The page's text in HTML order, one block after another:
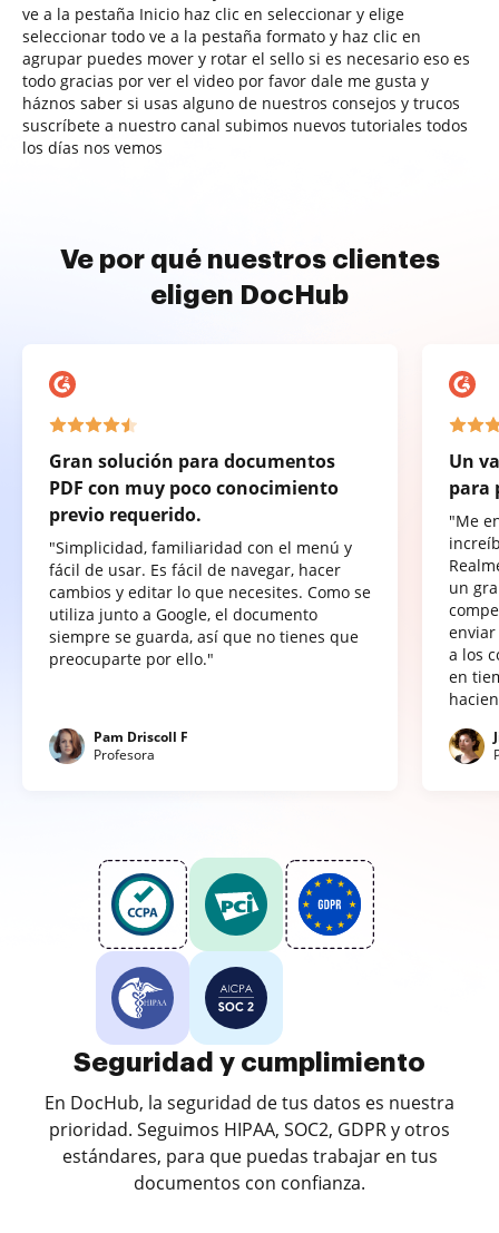
ve a la pestaña Inicio haz clic en seleccionar y elige
seleccionar todo ve a la pestaña formato y haz clic en
agrupar puedes mover y rotar el sello si es necesario eso es
todo gracias por ver el video por favor dale me gusta y
háznos saber si usas alguno de nuestros consejos y trucos
suscríbete a nuestro canal subimos nuevos tutoriales todos
los días nos vemos
Ve por qué nuestros clientes
eligen DocHub
Gran solución para documentos
PDF con muy poco conocimiento
previo requerido.
"Simplicidad, familiaridad con el menú y
fácil de usar. Es fácil de navegar, hacer
cambios y editar lo que necesites. Como se
utiliza junto a Google, el documento
siempre se guarda, así que no tienes que
preocuparte por ello."
Pam Driscoll F
Profesora
Un
para
"Me
un
a los
en
Seguridad y cumplimiento
En DocHub, la seguridad de tus datos es nuestra
prioridad. Seguimos HIPAA, SOC2, GDPR y otros
estándares, para que puedas trabajar en tus
documentos con confianza.